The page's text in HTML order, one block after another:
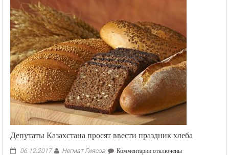
Депутаты Казахстана просят ввести праздник хлеба
06.12.2017 Негмат Гиясов Комментариикотключены